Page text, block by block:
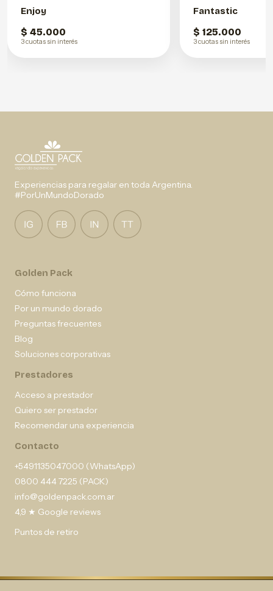
Enjoy
$ 45.000
3 cuotas sin interés
Fantastic
$ 125.000
3 cuotas sin interés
Experiencias para regalar en toda Argentina.
#PorUnMundoDorado
Golden Pack
Cómo funciona
Por un mundo dorado
Preguntas frecuentes
Blog
Soluciones corporativas
Prestadores
Acceso a prestador
Quiero ser prestador
Recomendar una experiencia
Contacto
+5491135047000 (WhatsApp)
0800 444 7225 (PACK)
info@goldenpack.com.ar
4,9 ★ Google reviews
Puntos de retiro